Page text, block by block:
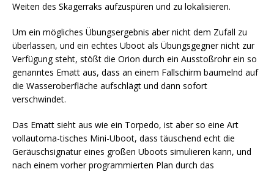
Weiten des Skagerraks aufzuspüren und zu lokalisieren.
Um ein mögliches Übungsergebnis aber nicht dem Zufall zu
überlassen, und ein echtes Uboot als Übungsgegner nicht zur
Verfügung steht, stößt die Orion durch ein Ausstoßrohr ein so
genanntes Ematt aus, dass an einem Fallschirm baumelnd auf
die Wasseroberfläche aufschlägt und dann sofort
verschwindet.
Das Ematt sieht aus wie ein Torpedo, ist aber so eine Art
vollautoma-tisches Mini-Uboot, dass täuschend echt die
Geräuschsignatur eines großen Uboots simulieren kann, und
nach einem vorher programmierten Plan durch das